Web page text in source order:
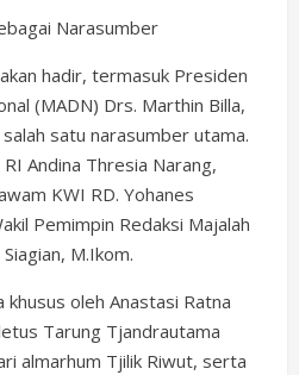
Narasumber
hadir, termasuk Presiden
(MADN) Drs. Marthin Billa,
satu narasumber utama.
Andina Thresia Narang,
KWI RD. Yohanes
Pemimpin Redaksi Majalah
M.Ikom.
khusus oleh Anastasi Ratna
Tarung Tjandrautama
almarhum Tjilik Riwut, serta